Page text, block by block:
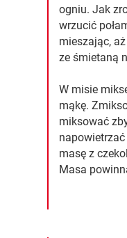
ogniu. Jak
wrzucić
mieszając,
ze śmietaną
W misie
mąkę.
miksować
napowietrzać
masę z
Masa